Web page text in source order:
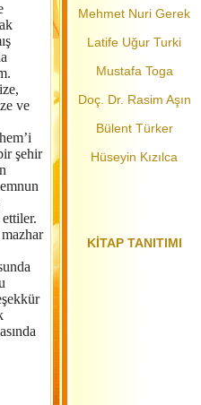
ve
şehir
Mehmet Nuri Gerek
Latife Uğur Turki
Mustafa Toga
Doç. Dr. Rasim Aşın
Bülent Türker
Hüseyin Kızılca
KİTAP TANITIMI